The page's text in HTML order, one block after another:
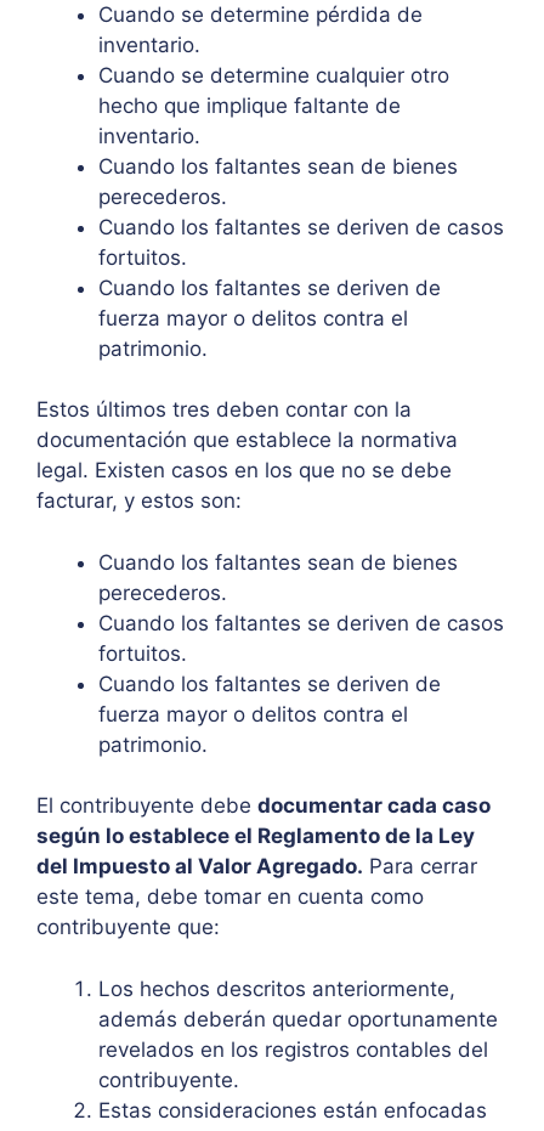
Cuando se determine pérdida de
inventario.
Cuando se determine cualquier otro
hecho que implique faltante de
inventario.
Cuando los faltantes sean de bienes
perecederos.
Cuando los faltantes se deriven de casos
fortuitos.
Cuando los faltantes se deriven de
fuerza mayor o delitos contra el
patrimonio.
Estos últimos tres deben contar con la
documentación que establece la normativa
legal. Existen casos en los que no se debe
facturar, y estos son:
Cuando los faltantes sean de bienes
perecederos.
Cuando los faltantes se deriven de casos
fortuitos.
Cuando los faltantes se deriven de
fuerza mayor o delitos contra el
patrimonio.
El contribuyente debe documentar cada caso
según lo establece el Reglamento de la Ley
del Impuesto al Valor Agregado. Para cerrar
este tema, debe tomar en cuenta como
contribuyente que:
Los hechos descritos anteriormente,
además deberán quedar oportunamente
revelados en los registros contables del
contribuyente.
Estas consideraciones están enfocadas